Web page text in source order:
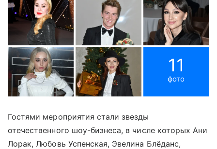
11
фото
Гостями мероприятия стали звезды
отечественного шоу-бизнеса, в числе которых Ани
Лорак, Любовь Успенская, Эвелина Блёданс,